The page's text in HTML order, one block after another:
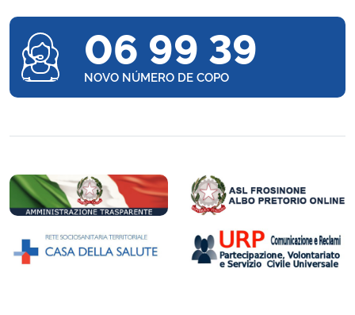
06 99 39
NOVO NÚMERO DE COPO